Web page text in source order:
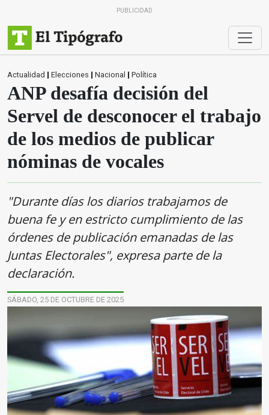
PUBLICIDAD
Actualidad | Elecciones | Nacional | Política
ANP desafía decisión del
Servel de desconocer el trabajo
de los medios de publicar
nóminas de vocales
"Durante días los diarios trabajamos de
buena fe y en estricto cumplimiento de las
órdenes de publicación emanadas de las
Juntas Electorales", expresa parte de la
declaración.
SÁBADO, 25 DE OCTUBRE DE 2025